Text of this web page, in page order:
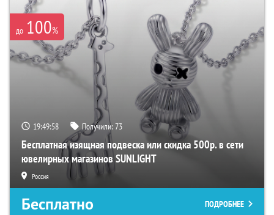
до 100%
19:49:57 Получили:73
Бесплатная изящная подвеска или скидка 500р. в сети
ювелирных магазинов SUNLIGHT
Россия
Бесплатно ПОДРОБНЕЕ